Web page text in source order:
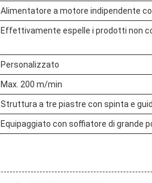
Alimentatore a motore indipendente
Effettivamente espelle i prodotti non
Personalizzato
Max. 200 m/min
Struttura a tre piastre con spinta e
Equipaggiato con soffiatore di grande